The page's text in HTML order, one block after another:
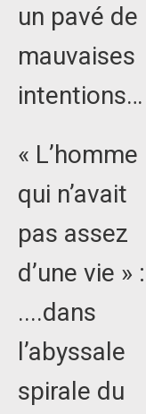
un pavé de
mauvaises
intentions…
« L’homme
qui n’avait
pas assez
d’une vie » :
....dans
l’abyssale
spirale du